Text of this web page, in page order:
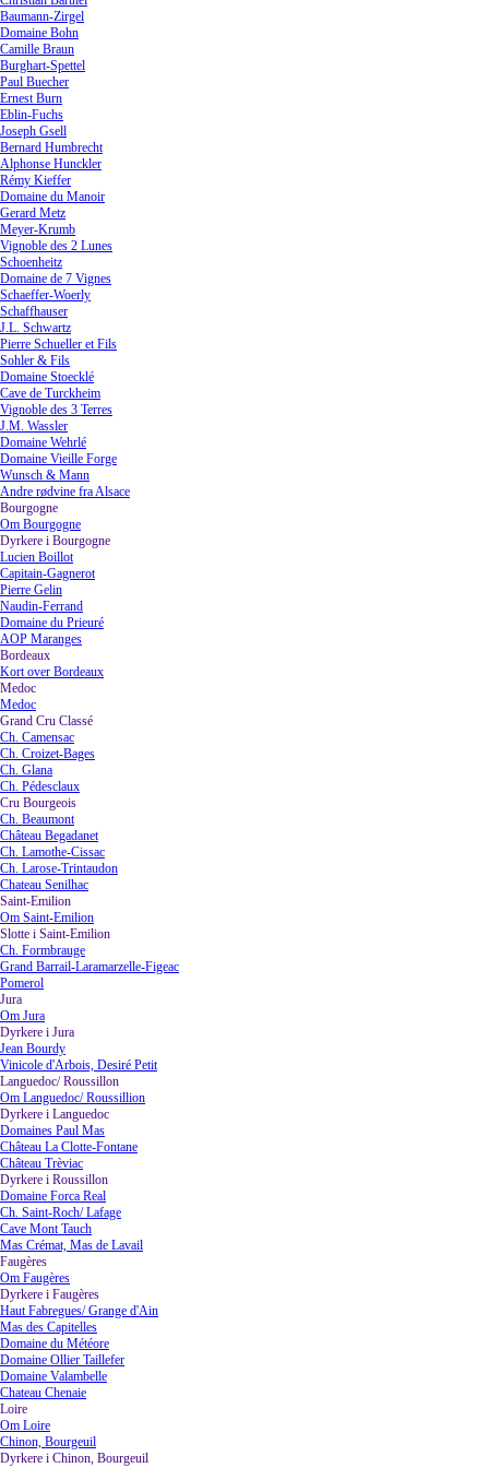
Baumann-Zirgel
Domaine Bohn
Camille Braun
Burghart-Spettel
Paul Buecher
Ernest Burn
Eblin-Fuchs
Joseph Gsell
Bernard Humbrecht
Alphonse Hunckler
Rémy Kieffer
Domaine du Manoir
Gerard Metz
Meyer-Krumb
Vignoble des 2 Lunes
Schoenheitz
Domaine de 7 Vignes
Schaeffer-Woerly
Schaffhauser
J.L. Schwartz
Pierre Schueller et Fils
Sohler & Fils
Domaine Stoecklé
Cave de Turckheim
Vignoble des 3 Terres
J.M. Wassler
Domaine Wehrlé
Domaine Vieille Forge
Wunsch & Mann
Andre rødvine fra Alsace
Bourgogne
Om Bourgogne
Dyrkere i Bourgogne
Lucien Boillot
Capitain-Gagnerot
Pierre Gelin
Naudin-Ferrand
Domaine du Prieuré
AOP Maranges
Bordeaux
Kort over Bordeaux
Medoc
Medoc
Grand Cru Classé
Ch. Camensac
Ch. Croizet-Bages
Ch. Glana
Ch. Pédesclaux
Cru Bourgeois
Ch. Beaumont
Château Begadanet
Ch. Lamothe-Cissac
Ch. Larose-Trintaudon
Chateau Senilhac
Saint-Emilion
Om Saint-Emilion
Slotte i Saint-Emilion
Ch. Formbrauge
Grand Barrail-Laramarzelle-Figeac
Pomerol
Jura
Om Jura
Dyrkere i Jura
Jean Bourdy
Vinicole d'Arbois, Desiré Petit
Languedoc/ Roussillon
Om Languedoc/ Roussillion
Dyrkere i Languedoc
Domaines Paul Mas
Château La Clotte-Fontane
Château Trèviac
Dyrkere i Roussillon
Domaine Forca Real
Ch. Saint-Roch/ Lafage
Cave Mont Tauch
Mas Crémat, Mas de Lavail
Faugères
Om Faugères
Dyrkere i Faugères
Haut Fabregues/ Grange d'Ain
Mas des Capitelles
Domaine du Météore
Domaine Ollier Taillefer
Domaine Valambelle
Chateau Chenaie
Loire
Om Loire
Chinon, Bourgeuil
Dyrkere i Chinon, Bourgeuil